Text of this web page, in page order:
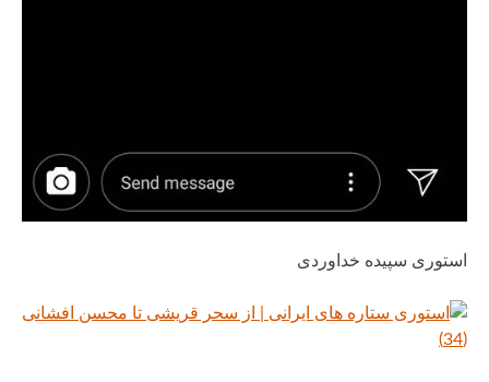
استوری سپیده خداوردی